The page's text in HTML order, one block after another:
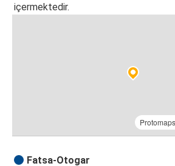
içermektedir.
Protomaps
Fatsa-Otogar